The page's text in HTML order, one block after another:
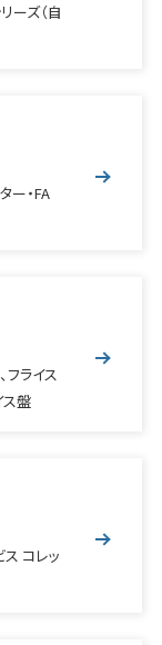
ーズ（自
ー・FA
フライス
ス盤
コレッ